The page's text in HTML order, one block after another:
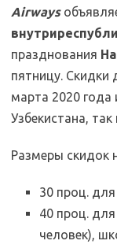
Airways
празднования
пятницу. Скидки
марта 2020 года
Узбекистана,
Размеры скидок
30 проц.
40 проц. для
человек),